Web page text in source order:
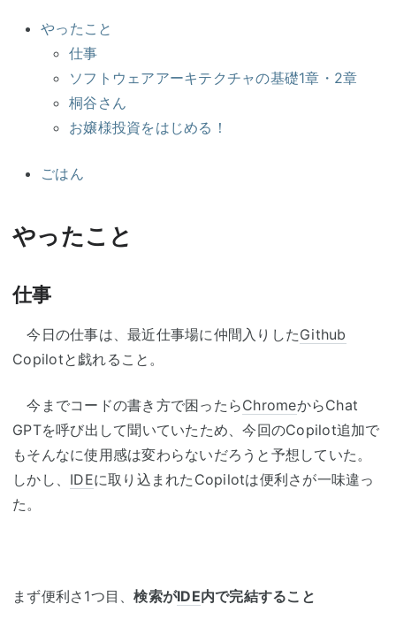
やったこと
仕事
ソフトウェアアーキテクチャの基礎1章・2章
桐谷さん
お嬢様投資をはじめる！
ごはん
やったこと
仕事
今日の仕事は、最近仕事場に仲間入りしたGithub
Copilotと戯れること。
今までコードの書き方で困ったらChromeからChat
GPTを呼び出して聞いていたため、今回のCopilot追加で
もそんなに使用感は変わらないだろうと予想していた。
しかし、 IDEに取り込まれたCopilotは便利さが一味違っ
た。
まず便利さ1つ目、検索がIDE内で完結すること